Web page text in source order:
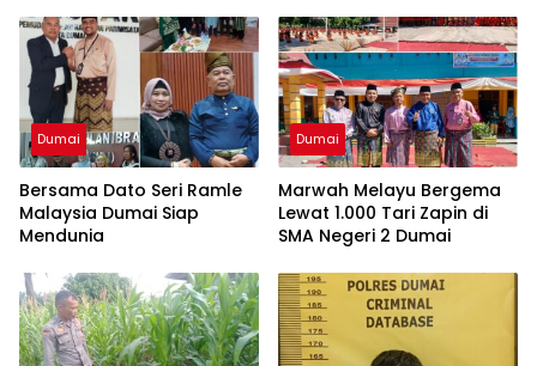
Dumai
Bersama Dato Seri Ramle
Malaysia Dumai Siap
Mendunia
Dumai
Marwah Melayu Bergema
Lewat 1.000 Tari Zapin di
SMA Negeri 2 Dumai